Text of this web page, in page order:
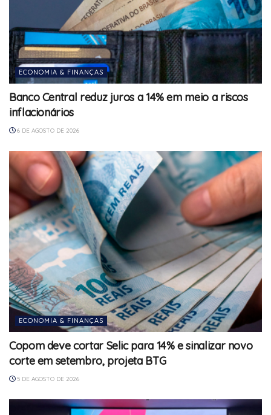
ECONOMIA & FINANÇAS
Banco Central reduz juros a 14% em meio a riscos
inflacionários
6 DE AGOSTO DE 2026
ECONOMIA & FINANÇAS
Copom deve cortar Selic para 14% e sinalizar novo
corte em setembro, projeta BTG
5 DE AGOSTO DE 2026